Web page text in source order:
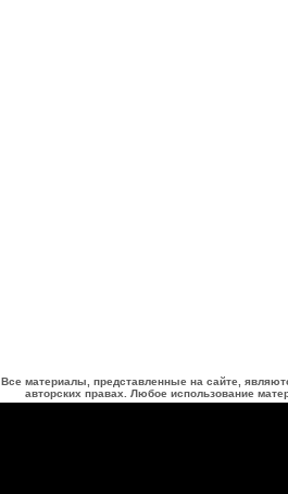
Все материалы, представленные на сайте,
авторских правах. Любое использование